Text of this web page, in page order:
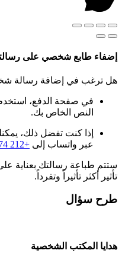
إضفاء طابع شخصي على
هل ترغب في إضافة رسالة
في صفحة الدفع،
النص الخاص بك.
إذا كنت تفضل ذلك،
عبر واتساب إلى +212 674-971315
ستتم طباعة رسالتك بعناية
تأثير أكثر تأثيراً وتفرداً.
طرح سؤال
هدايا المكتب الشخصية